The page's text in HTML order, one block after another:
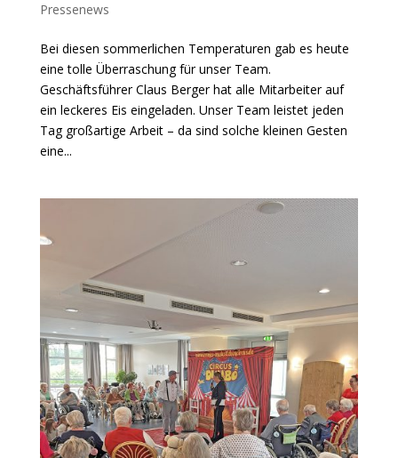
Pressenews
Bei diesen sommerlichen Temperaturen gab es heute
eine tolle Überraschung für unser Team.
Geschäftsführer Claus Berger hat alle Mitarbeiter auf
ein leckeres Eis eingeladen. Unser Team leistet jeden
Tag großartige Arbeit – da sind solche kleinen Gesten
eine...